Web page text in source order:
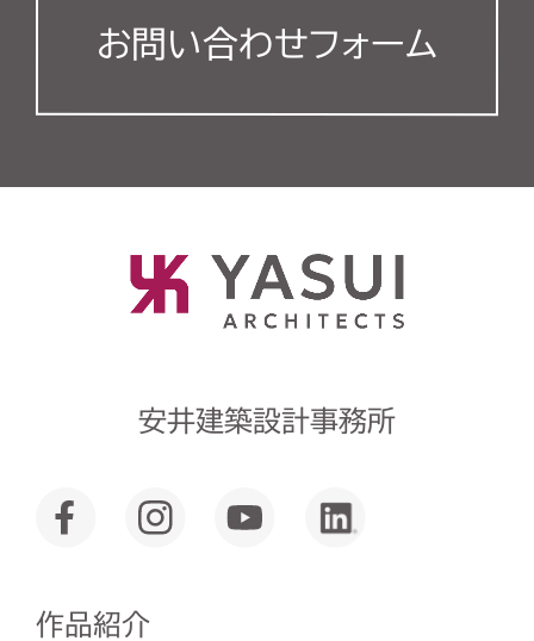
お問い合わせフォーム
安井建築設計事務所
作品紹介